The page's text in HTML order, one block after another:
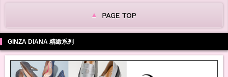
GINZA DIANA 精緻系列